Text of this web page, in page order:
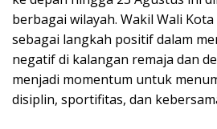
berbagai wilayah. Wakil Wali
sebagai langkah positif dalam
negatif di kalangan remaja dan
menjadi momentum untuk
disiplin, sportifitas, dan